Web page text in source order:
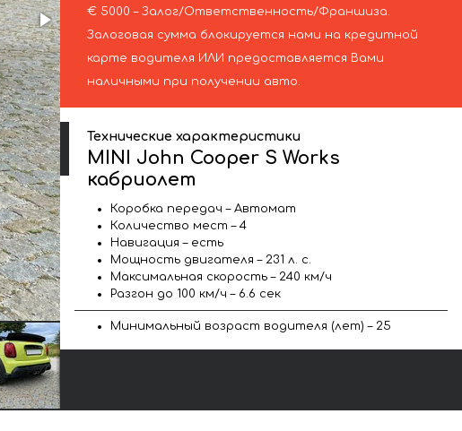
€ 5000 – Залог/Ответственность/Франшиза.
Залоговая сумма блокируется нами на кредитной
карте водителя ИЛИ предоставляется Вами
наличными при получении авто.
Технические характеристики
MINI John Cooper S Works
кабриолет
Коробка передач – Автомат
Количество мест – 4
Навигация – есть
Мощность двигателя – 231 л. с.
Максимальная скорость – 240 км/ч
Разгон до 100 км/ч – 6.6 сек
Минимальный возраст водителя (лет) – 25